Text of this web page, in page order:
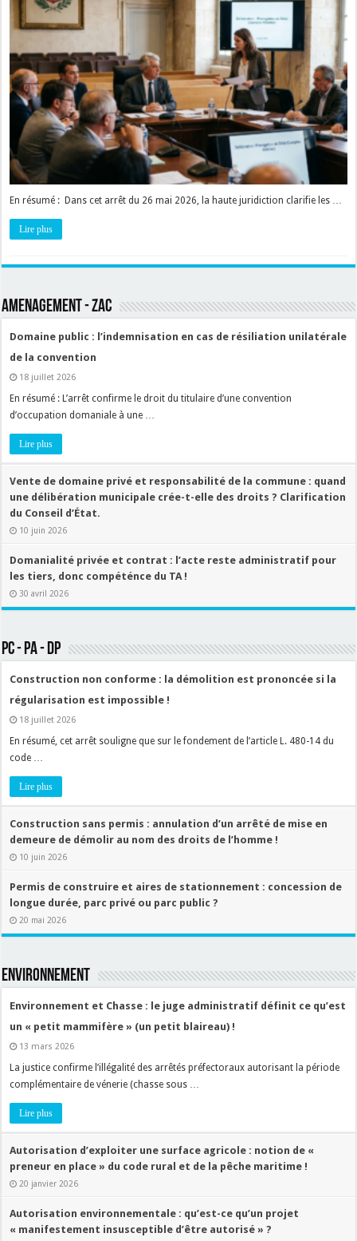
En résumé : Dans cet arrêt du 26 mai 2026, la haute juridiction clarifie les …
Lire plus
AMENAGEMENT - ZAC
Domaine public : l’indemnisation en cas de résiliation unilatérale
de la convention
18 juillet 2026
En résumé : L’arrêt confirme le droit du titulaire d’une convention
d’occupation domaniale à une …
Lire plus
Vente de domaine privé et responsabilité de la commune : quand
une délibération municipale crée-t-elle des droits ? Clarification
du Conseil d’État.
10 juin 2026
Domanialité privée et contrat : l’acte reste administratif pour
les tiers, donc compéténce du TA !
30 avril 2026
PC - PA - DP
Construction non conforme : la démolition est prononcée si la
régularisation est impossible !
18 juillet 2026
En résumé, cet arrêt souligne que sur le fondement de l’article L. 480-14 du
code …
Lire plus
Construction sans permis : annulation d’un arrêté de mise en
demeure de démolir au nom des droits de l’homme !
10 juin 2026
Permis de construire et aires de stationnement : concession de
longue durée, parc privé ou parc public ?
20 mai 2026
ENVIRONNEMENT
Environnement et Chasse : le juge administratif définit ce qu’est
un « petit mammifère » (un petit blaireau) !
13 mars 2026
La justice confirme l’illégalité des arrêtés préfectoraux autorisant la période
complémentaire de vénerie (chasse sous …
Lire plus
Autorisation d’exploiter une surface agricole : notion de «
preneur en place » du code rural et de la pêche maritime !
20 janvier 2026
Autorisation environnementale : qu’est-ce qu’un projet
« manifestement insusceptible d’être autorisé » ?